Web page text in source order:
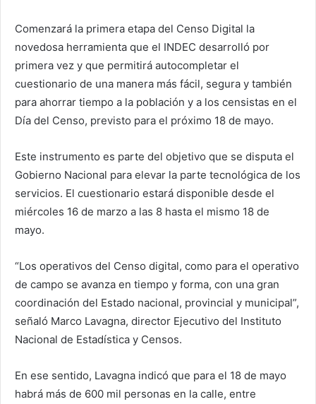
Comenzará la primera etapa del Censo Digital la
novedosa herramienta que el INDEC desarrolló por
primera vez y que permitirá autocompletar el
cuestionario de una manera más fácil, segura y también
para ahorrar tiempo a la población y a los censistas en el
Día del Censo, previsto para el próximo 18 de mayo.
Este instrumento es parte del objetivo que se disputa el
Gobierno Nacional para elevar la parte tecnológica de los
servicios. El cuestionario estará disponible desde el
miércoles 16 de marzo a las 8 hasta el mismo 18 de
mayo.
“Los operativos del Censo digital, como para el operativo
de campo se avanza en tiempo y forma, con una gran
coordinación del Estado nacional, provincial y municipal”,
señaló Marco Lavagna, director Ejecutivo del Instituto
Nacional de Estadística y Censos.
En ese sentido, Lavagna indicó que para el 18 de mayo
habrá más de 600 mil personas en la calle, entre